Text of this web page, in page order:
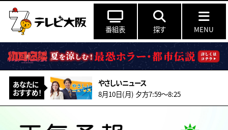
番組表 探す MENU
あなたに
おすすめ！
やさしいニュース
8月10日(月) 夕方7:59〜8:25